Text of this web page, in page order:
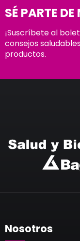
SÉ PARTE
¡Suscríbete al
consejos
productos.
Nosotros